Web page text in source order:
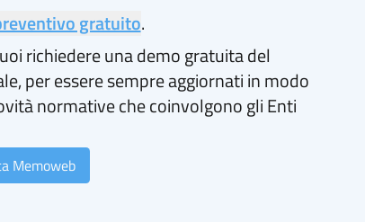
gratuito.
richiedere una demo gratuita del
per essere sempre aggiornati in modo
normative che coinvolgono gli Enti
Memoweb